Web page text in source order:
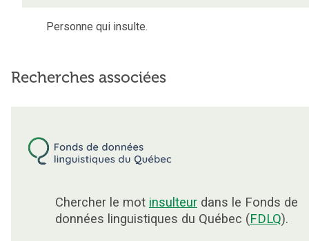
Personne qui insulte.
Recherches associées
Chercher le mot insulteur dans le Fonds de
données linguistiques du Québec (FDLQ).